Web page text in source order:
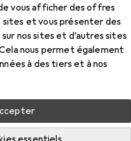
vous afficher des offres
sites et vous présenter des
nos sites et d’autres sites
nous permet également
à des tiers et à nos
compatibles avec le
basses S1 de la